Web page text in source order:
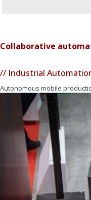
Collaborative
// Industrial
Autonomous mobile